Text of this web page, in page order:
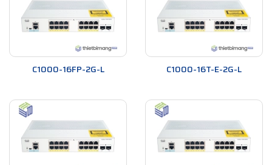
C1000-16FP-2G-L C1000-16T-E-2G-L